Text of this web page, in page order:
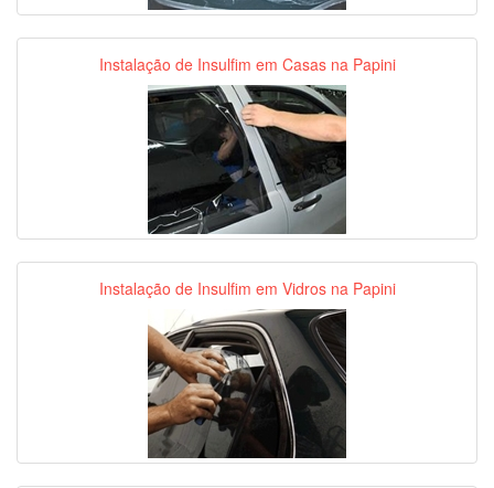
Instalação de Insulfim em Casas na Papini
Instalação de Insulfim em Vidros na Papini